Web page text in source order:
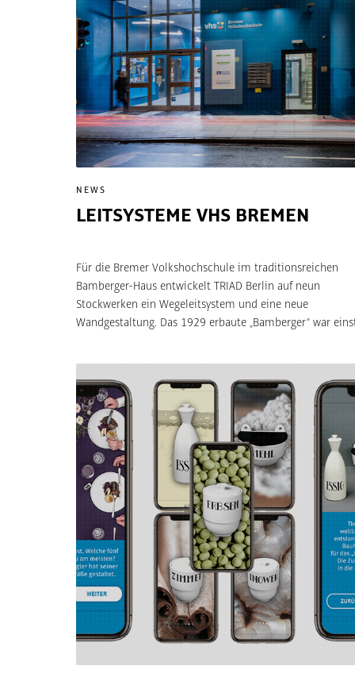
NEWS
LEITSYSTEME VHS BREMEN
Für die Bremer Volkshochschule im traditionsreichen
Bamberger-Haus entwickelt TRIAD Berlin auf neun
Stockwerken ein Wegeleitsystem und eine neue
Wandgestaltung. Das 1929 erbaute „Bamberger“ war
Aufenthaltsqualität in dem inmitten der Stadt gelegenen
historischen Gebäude zu erhöhen und den Besuchern die
Orientierung zu erleichtern. Mit einer feinfühligen
Transformation des Art déco Stils belebt TRIAD das Haus
farblich, typografisch und formenreich auf großzügigen
Tapeten und selbstbewussten Wand-Layouts. Die für die
Nummerierung der Stockwerke eingesetzten Ziffern
im eleganten Wechselspiel mit den grafischen Elementen
und farbigen Mustern. Im positiven Feedback von
Volkshochschulleitung, Mitarbeitern und Besuchern
zum Ausdruck, dass mit dem analogen Wegeleitsystem
Spagat zwischen Stil und Funktion gelungen ist. Als Haus
der Weiterbildung ist die Bremer VHS ein Ort der
Integration, der auch in visueller Hinsicht anregend ist.
Umsetzung vermittelt Respekt gegenüber dem